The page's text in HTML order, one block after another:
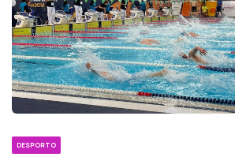
DESPORTO